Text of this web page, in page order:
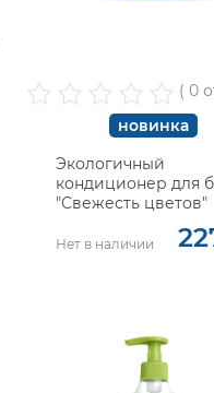
( 0
новинка
Экологичный
кондиционер для
"Свежесть цветов"
Нет в наличии